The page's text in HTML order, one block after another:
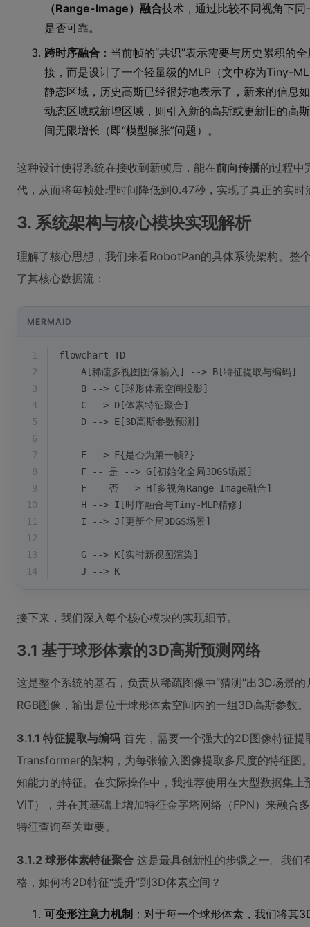
（Range-Image）融合技术，通过比较不同视角下
是否可靠。
跨时序融合 ：当前帧的“共识”表示需要与历史累积的
接，而是设计了一个轻量级的MLP（文中称为Tiny-
静态区域，历史高斯已经很好地表示了，新来的信息
动态区域或新增区域，则引入新的高斯或更新旧的高
间无限增长（即“模型膨胀”问题）。
这种设计使得系统在接收到新帧后，能在前向传播的过程中
代，从而将每帧处理时间降低到0.47秒，实现了真正的实时
3. 系统架构与核心模块实现解析
理解了核心思想，我们来看RobotPan的具体系统架构。整
了其核心数据流：
MERMAID
1
flowchart TD
2
    A[稀疏多视图图像输入] --> B[特征提取与编码]
3
    B --> C[球形体素空间投影]
4
    C --> D[体素特征聚合]
5
    D --> E[3D高斯参数预测]
6
7
    E --> F{是否为第一帧?}
8
    F -- 是 --> G[初始化全局3DGS场景]
9
    F -- 否 --> H[多视角Range-Image融合]
10
    H --> I[时序融合与Tiny-MLP精修]
11
    I --> J[更新全局3DGS场景]
12
13
    G --> K[实时新视图渲染]
14
    J --> K
接下来，我们深入每个核心模块的实现细节。
3.1 基于球形体素的3D高斯预测网络
这是整个系统的基石，负责从稀疏图像中“猜测”出3D场景
RGB图像，输出是位于球形体素空间内的一组3D高斯参数。
3.1.1 特征提取与编码 首先，需要一个强大的2D图像特征
Transformer的架构，为每张输入图像提取多尺度的特征图
知能力的特征。在实际操作中，我推荐使用在大型数据集
ViT），并在其基础上增加特征金字塔网络（FPN）来融合
特征查询至关重要。
3.1.2 球形体素特征聚合 这是最具创新性的步骤之一。我们
格，如何将2D特征“提升”到3D体素空间？
可变形注意力机制 ：对于每一个球形体素，我们将其